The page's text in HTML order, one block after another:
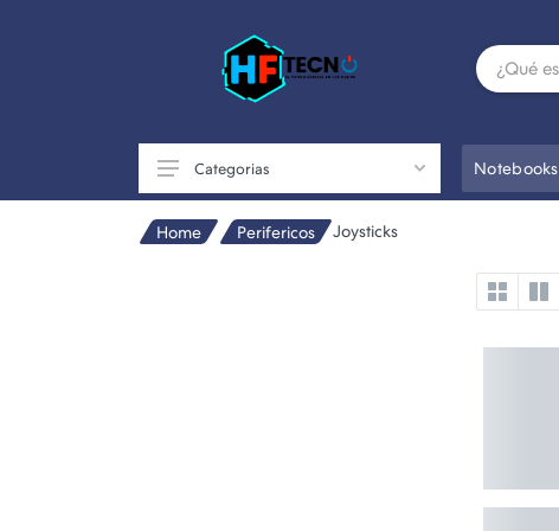
Categorias Notebooks
Home Perifericos Joysticks